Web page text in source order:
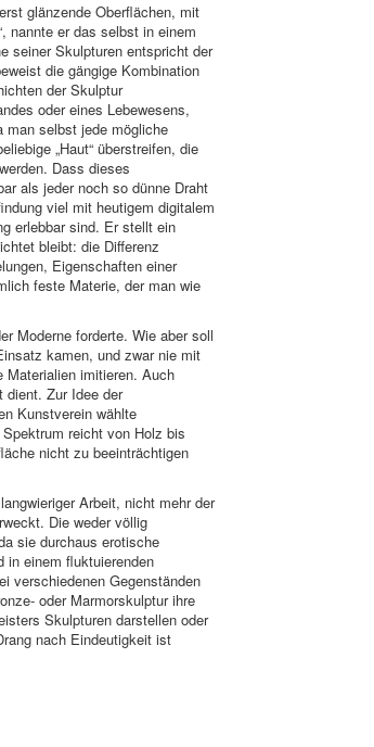
glänzende Oberflächen, mit
nannte er das selbst in einem
seiner Skulpturen entspricht der
die gängige Kombination
der Skulptur
oder eines Lebewesens,
man selbst jede mögliche
„Haut“ überstreifen, die
Dass dieses
als jeder noch so dünne Draht
viel mit heutigem digitalem
erlebbar sind. Er stellt ein
bleibt: die Differenz
Eigenschaften einer
feste Materie, der man wie
Moderne forderte. Wie aber soll
kamen, und zwar nie mit
Materialien imitieren. Auch
dient. Zur Idee der
Kunstverein wählte
reicht von Holz bis
nicht zu beeinträchtigen
Arbeit, nicht mehr der
Die weder völlig
sie durchaus erotische
in einem fluktuierenden
verschiedenen Gegenständen
oder Marmorskulptur ihre
Skulpturen darstellen oder
nach Eindeutigkeit ist